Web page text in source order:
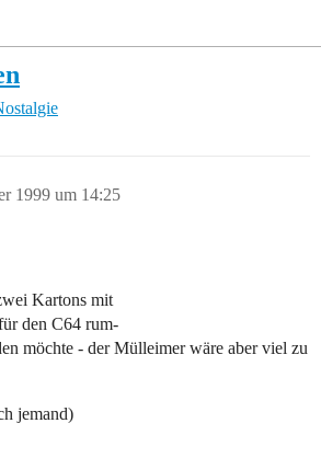
1999 um 14:25
Kartons mit
den C64 rum-
möchte - der Mülleimer wäre aber viel zu
jemand)